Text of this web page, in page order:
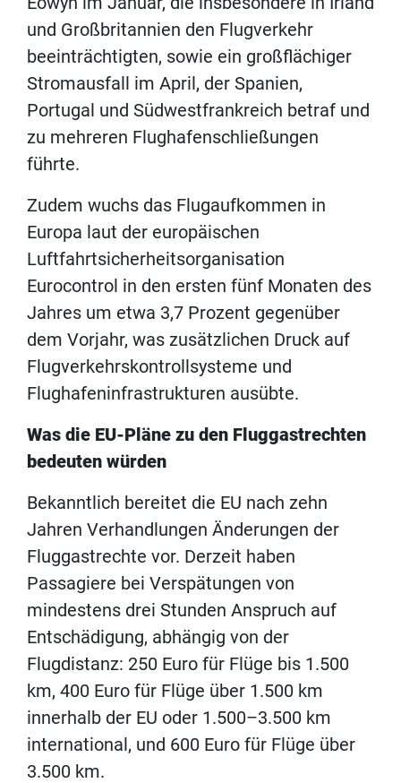
und Großbritannien den Flugverkehr
beeinträchtigten, sowie ein großflächiger
Stromausfall im April, der Spanien,
Portugal und Südwestfrankreich betraf und
zu mehreren Flughafenschließungen
führte.
Zudem wuchs das Flugaufkommen in
Europa laut der europäischen
Luftfahrtsicherheitsorganisation
Eurocontrol in den ersten fünf Monaten des
Jahres um etwa 3,7 Prozent gegenüber
dem Vorjahr, was zusätzlichen Druck auf
Flugverkehrskontrollsysteme und
Flughafeninfrastrukturen ausübte.
Was die EU-Pläne zu den Fluggastrechten
bedeuten würden
Bekanntlich bereitet die EU nach zehn
Jahren Verhandlungen Änderungen der
Fluggastrechte vor. Derzeit haben
Passagiere bei Verspätungen von
mindestens drei Stunden Anspruch auf
Entschädigung, abhängig von der
Flugdistanz: 250 Euro für Flüge bis 1.500
km, 400 Euro für Flüge über 1.500 km
innerhalb der EU oder 1.500–3.500 km
international, und 600 Euro für Flüge über
3.500 km.